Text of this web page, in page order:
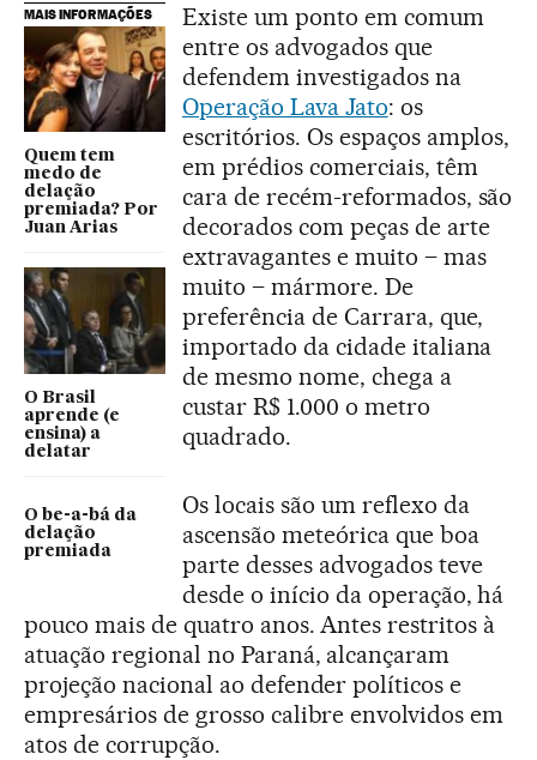
MAIS INFORMAÇÕES
Quem tem
medo de
delação
premiada? Por
Juan Arias
O Brasil
aprende (e
ensina) a
delatar
O be-a-bá da
delação
premiada
Existe um ponto em comum
entre os advogados que
defendem investigados na
Operação Lava Jato: os
escritórios. Os espaços amplos,
em prédios comerciais, têm
cara de recém-reformados, são
decorados com peças de arte
extravagantes e muito – mas
muito – mármore. De
preferência de Carrara, que,
importado da cidade italiana
de mesmo nome, chega a
custar R$ 1.000 o metro
quadrado.
Os locais são um reflexo da
ascensão meteórica que boa
parte desses advogados teve
desde o início da operação, há
pouco mais de quatro anos. Antes restritos à
atuação regional no Paraná, alcançaram
projeção nacional ao defender políticos e
empresários de grosso calibre envolvidos em
atos de corrupção.